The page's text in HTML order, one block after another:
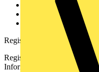
Downloadbereich
Häufig gestellte Fragen
voltimum.com
Registrierung
Registrieren Sie sich
Informationen aus der